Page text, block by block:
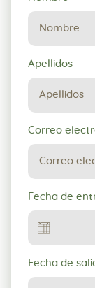
de
reserva
Apellidos
Correo
Fecha de
Fecha de